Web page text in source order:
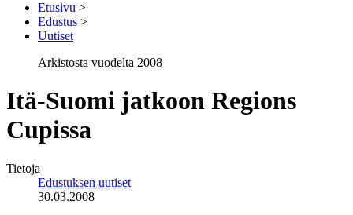
Etusivu >
Edustus >
Uutiset
Arkistosta vuodelta 2008
Itä-Suomi jatkoon Regions
Cupissa
Tietoja
Edustuksen uutiset
30.03.2008